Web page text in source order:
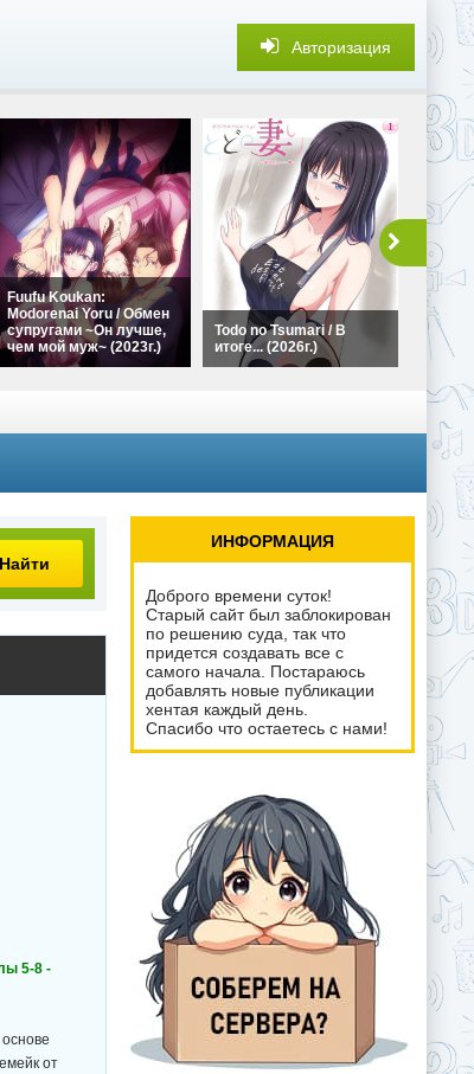
Авторизация
Fuufu Koukan:
Modorenai Yoru / Обмен
супругами ~Он лучше,
чем мой муж~ (2023г.)
Todo no Tsumari / В
итоге... (2026г.)
Найти
5-8 -
от
ИНФОРМАЦИЯ
Доброго времени суток!
Старый сайт был заблокирован
по решению суда, так что
придется создавать все с
самого начала. Постараюсь
добавлять новые публикации
хентая каждый день.
Спасибо что остаетесь с нами!